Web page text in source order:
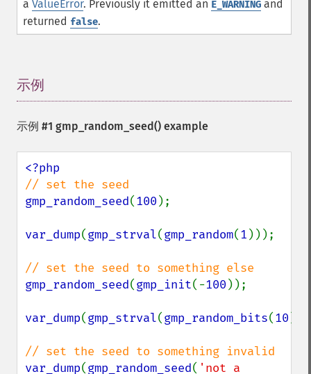
a ValueError. Previously it emitted an E_WARNING and
returned false.
示例
示例 #1 gmp_random_seed() example
gmp_random_seed(100 );
var_dump(gmp_strval(gmp_random(1 )));
gmp_random_seed(gmp_init(-100 ));
var_dump(gmp_strval(gmp_random_bits(10
var_dump(gmp_random_seed( 'not a